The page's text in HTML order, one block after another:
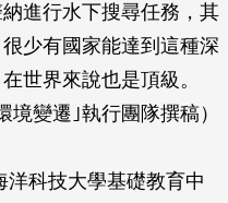
進行水下搜尋任務，其
少有國家能達到這種深
世界來說也是頂級。
境變遷｣執行團隊撰稿）
洋科技大學基礎教育中